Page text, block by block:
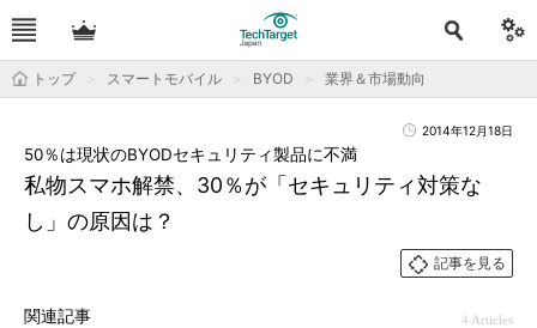
トップ スマートモバイル BYOD 業界＆市場動向
2014年12月18日
私物スマホ解禁、30％が「セキュリティ対策な
し」の原因は？
50％は現状のBYODセキュリティ製品に不満
記事を見る
関連記事 4 Articles